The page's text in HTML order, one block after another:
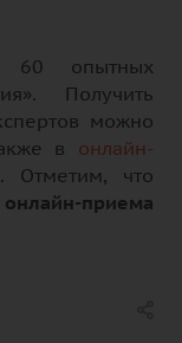
60 опытных
Получить
можно
в онлайн-
Отметим, что
приема